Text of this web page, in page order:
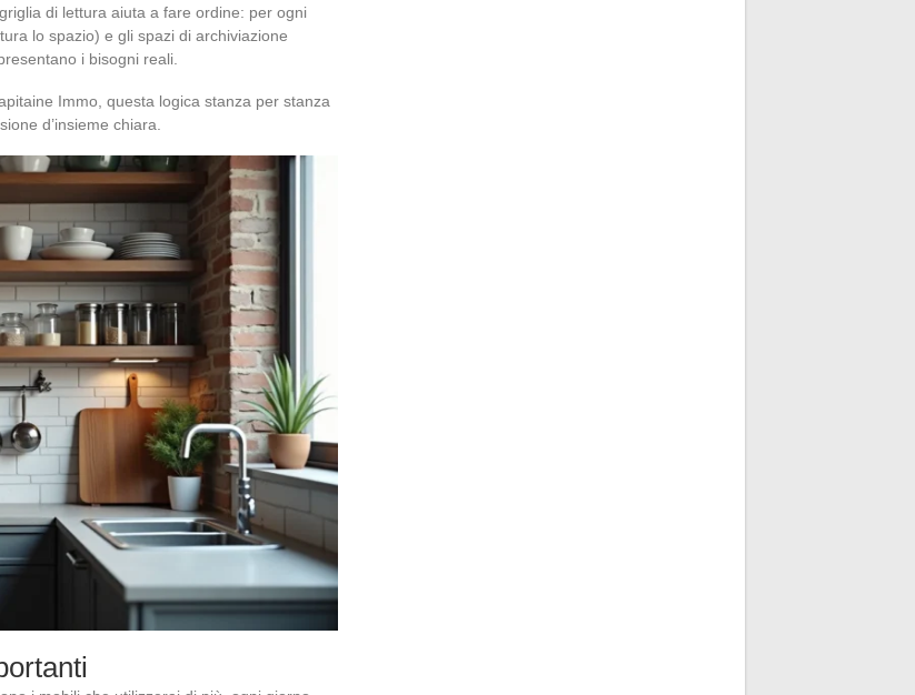
di lettura aiuta a fare ordine: per ogni
lo spazio) e gli spazi di archiviazione
i bisogni reali.
Immo, questa logica stanza per stanza
d’insieme chiara.